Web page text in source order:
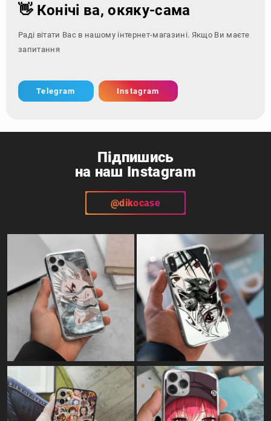
👋 Конічі ва, окяку-сама
Раді вітати Вас в нашому інтернет-магазині. Якщо Ви маєте
запитання - зверніть
Telegram Instagram
Підпишись
на наш Instagram
@dikocase